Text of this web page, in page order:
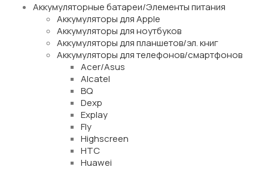
Аккумуляторные батареи/Элементы питания
Аккумуляторы для Apple
Аккумуляторы для ноутбуков
Аккумуляторы для планшетов/эл. книг
Аккумуляторы для телефонов/смартфонов
Acer/Asus
Alcatel
BQ
Dexp
Explay
Fly
Highscreen
HTC
Huawei